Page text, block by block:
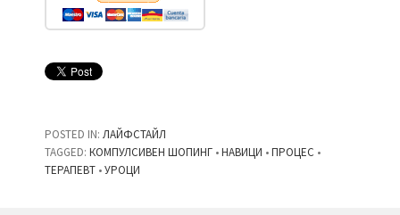
POSTED IN: ЛАЙФСТАЙЛ
TAGGED: КОМПУЛСИВЕН ШОПИНГ •НАВИЦИ •ПРОЦЕС •
ТЕРАПЕВТ •УРОЦИ